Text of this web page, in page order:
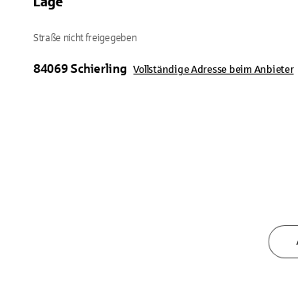
Straße nicht freigegeben
84069 Schierling Vollständige Adresse beim Anbieter